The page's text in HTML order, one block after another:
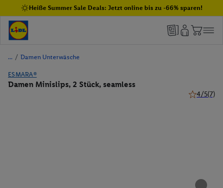
Heiße Summer Sale Deals: Jetzt online bis zu -66% sparen!
/ Damen Unterwäsche
ESMARA®
Damen Minislips, 2 Stück, seamless
4/5(7)